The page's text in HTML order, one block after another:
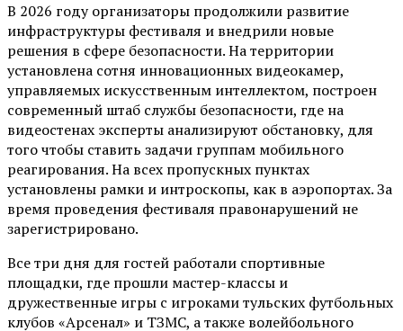
В 2026 году организаторы продолжили развитие
инфраструктуры фестиваля и внедрили новые
решения в сфере безопасности. На территории
установлена сотня инновационных видеокамер,
управляемых искусственным интеллектом, построен
современный штаб службы безопасности, где на
видеостенах эксперты анализируют обстановку, для
того чтобы ставить задачи группам мобильного
реагирования. На всех пропускных пунктах
установлены рамки и интроскопы, как в аэропортах. За
время проведения фестиваля правонарушений не
зарегистрировано.
Все три дня для гостей работали спортивные
площадки, где прошли мастер-классы и
дружественные игры с игроками тульских футбольных
клубов «Арсенал» и ТЗМС, а также волейбольного